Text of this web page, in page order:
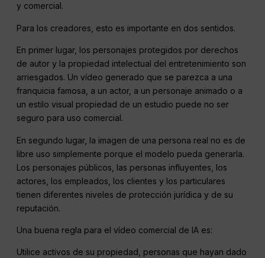
y comercial.
Para los creadores, esto es importante en dos sentidos.
En primer lugar, los personajes protegidos por derechos
de autor y la propiedad intelectual del entretenimiento son
arriesgados. Un vídeo generado que se parezca a una
franquicia famosa, a un actor, a un personaje animado o a
un estilo visual propiedad de un estudio puede no ser
seguro para uso comercial.
En segundo lugar, la imagen de una persona real no es de
libre uso simplemente porque el modelo pueda generarla.
Los personajes públicos, las personas influyentes, los
actores, los empleados, los clientes y los particulares
tienen diferentes niveles de protección jurídica y de su
reputación.
Una buena regla para el vídeo comercial de IA es:
Utilice activos de su propiedad, personas que hayan dado